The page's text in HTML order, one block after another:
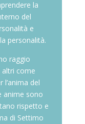
la
del
e
personalità.
raggio
altri come
del
anime sono
rispetto e
di Settimo